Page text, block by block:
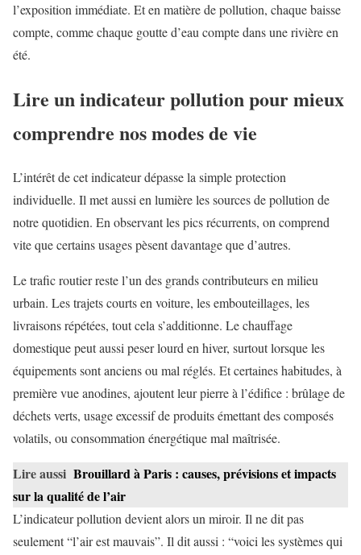
l’exposition immédiate. Et en matière de pollution, chaque baisse
compte, comme chaque goutte d’eau compte dans une rivière en
été.
Lire un indicateur pollution pour mieux
comprendre nos modes de vie
L’intérêt de cet indicateur dépasse la simple protection
individuelle. Il met aussi en lumière les sources de pollution de
notre quotidien. En observant les pics récurrents, on comprend
vite que certains usages pèsent davantage que d’autres.
Le trafic routier reste l’un des grands contributeurs en milieu
urbain. Les trajets courts en voiture, les embouteillages, les
livraisons répétées, tout cela s’additionne. Le chauffage
domestique peut aussi peser lourd en hiver, surtout lorsque les
équipements sont anciens ou mal réglés. Et certaines habitudes, à
première vue anodines, ajoutent leur pierre à l’édifice : brûlage de
déchets verts, usage excessif de produits émettant des composés
volatils, ou consommation énergétique mal maîtrisée.
Lire aussi Brouillard à Paris : causes, prévisions et impacts
sur la qualité de l’air
L’indicateur pollution devient alors un miroir. Il ne dit pas
seulement “l’air est mauvais”. Il dit aussi : “voici les systèmes qui